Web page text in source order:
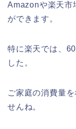
Amazonや楽天市
ができます。
特に楽天では、
した。
ご家庭の消費量
せんね。